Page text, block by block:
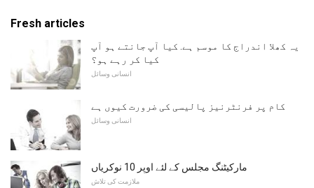
Fresh articles
یہ کھلا اندراج کا موسم ہے. کیا آپ جانتے ہو آپ
کیا کر رہے ہو؟
انسانی وسائل
کام پر فرنٹرنیز پالیسی کی ضرورت کیوں ہے
انسانی وسائل
مارکیٹنگ مجلس کے لئے اوپر 10 نوکریاں
ملازمت کی تلاش